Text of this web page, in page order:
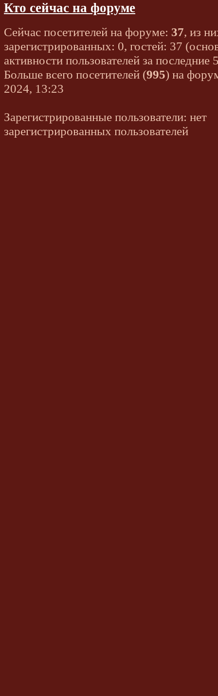
Кто сейчас на форуме
Сейчас посетителей на форуме: 37, из
зарегистрированных: 0, гостей: 37
активности пользователей за последние
Больше всего посетителей (995) на
2024, 13:23
Зарегистрированные пользователи: нет
зарегистрированных пользователей